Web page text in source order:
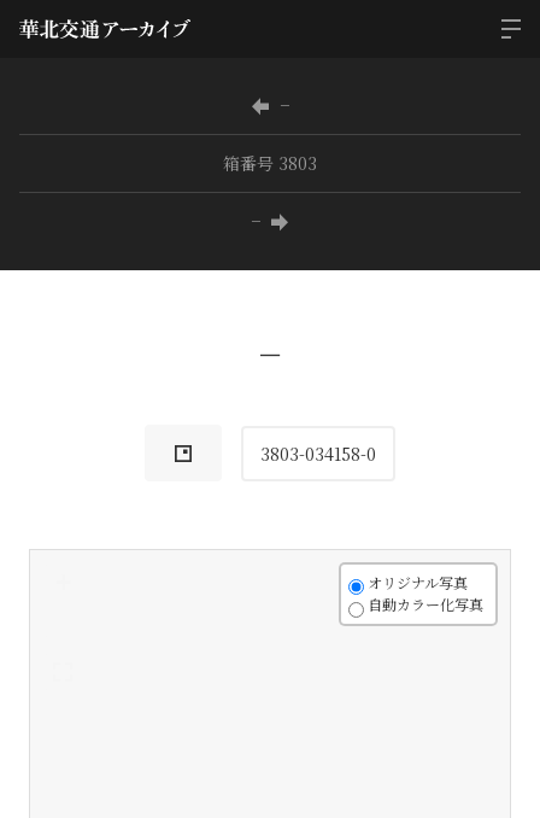
−
箱番号 3803
−
−
3803-034158-0
オリジナル写真
自動カラー化写真